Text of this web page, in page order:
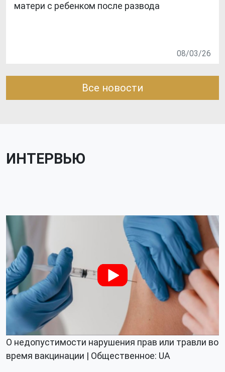
матери с ребенком после развода
08/03/26
Все новости
ИНТЕРВЬЮ
О недопустимости нарушения прав или травли во
время вакцинации | Общественное: UA